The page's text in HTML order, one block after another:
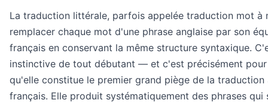
La traduction littérale, parfois appelée traduction mot à
remplacer chaque mot d'une phrase anglaise par son
français en conservant la même structure syntaxique.
instinctive de tout débutant — et c'est précisément
qu'elle constitue le premier grand piège de la traduction
français. Elle produit systématiquement des phrases qui